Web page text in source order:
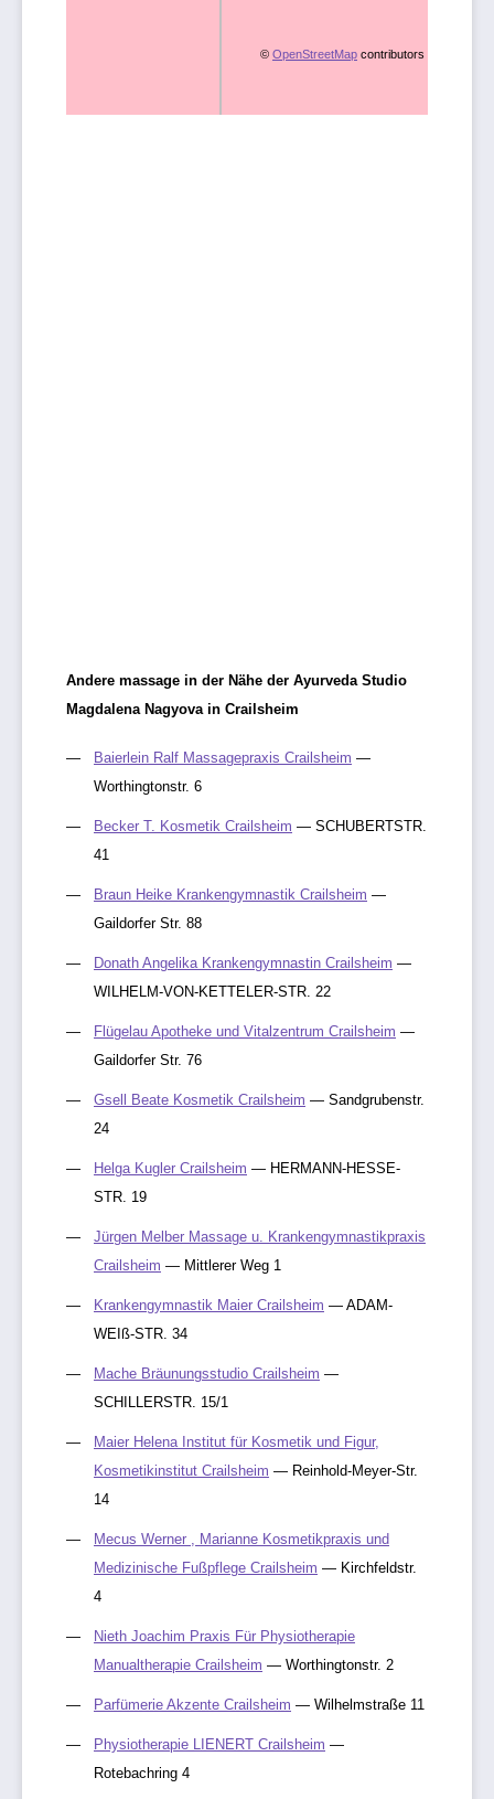
© OpenStreetMap contributors
Andere massage in der Nähe der Ayurveda Studio
Magdalena Nagyova in Crailsheim
Baierlein Ralf Massagepraxis Crailsheim —
Worthingtonstr. 6
Becker T. Kosmetik Crailsheim — SCHUBERTSTR.
41
Braun Heike Krankengymnastik Crailsheim —
Gaildorfer Str. 88
Donath Angelika Krankengymnastin Crailsheim —
WILHELM-VON-KETTELER-STR. 22
Flügelau Apotheke und Vitalzentrum Crailsheim —
Gaildorfer Str. 76
Gsell Beate Kosmetik Crailsheim — Sandgrubenstr.
24
Helga Kugler Crailsheim — HERMANN-HESSE-
STR. 19
Jürgen Melber Massage u. Krankengymnastikpraxis
Crailsheim — Mittlerer Weg 1
Krankengymnastik Maier Crailsheim — ADAM-
WEIß-STR. 34
Mache Bräunungsstudio Crailsheim —
SCHILLERSTR. 15/1
Maier Helena Institut für Kosmetik und Figur,
Kosmetikinstitut Crailsheim — Reinhold-Meyer-Str.
14
Mecus Werner , Marianne Kosmetikpraxis und
Medizinische Fußpflege Crailsheim — Kirchfeldstr.
4
Nieth Joachim Praxis Für Physiotherapie
Manualtherapie Crailsheim — Worthingtonstr. 2
Parfümerie Akzente Crailsheim — Wilhelmstraße 11
Physiotherapie LIENERT Crailsheim —
Rotebachring 4